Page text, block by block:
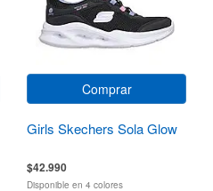
Comprar
Girls Skechers Sola Glow
$42.990
Disponible en 4 colores